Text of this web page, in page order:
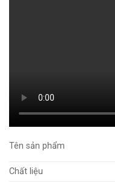
Tên sản phẩm
Chất liệu